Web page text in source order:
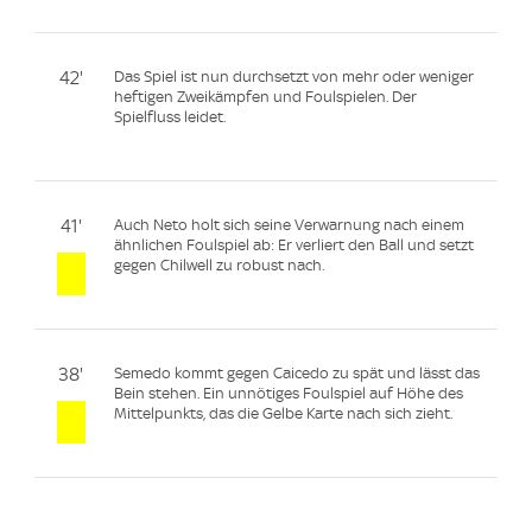
42'
Das Spiel ist nun durchsetzt von mehr oder weniger
heftigen Zweikämpfen und Foulspielen. Der
Spielfluss leidet.
41'
Auch Neto holt sich seine Verwarnung nach einem
ähnlichen Foulspiel ab: Er verliert den Ball und setzt
gegen Chilwell zu robust nach.
38'
Semedo kommt gegen Caicedo zu spät und lässt das
Bein stehen. Ein unnötiges Foulspiel auf Höhe des
Mittelpunkts, das die Gelbe Karte nach sich zieht.